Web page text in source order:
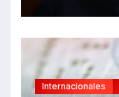
Internacionales